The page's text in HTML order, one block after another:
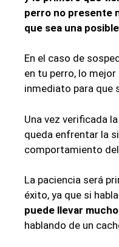
perro no presente
que sea una
En el caso de
en tu perro, lo
inmediato para que
Una vez verificada
queda enfrentar la
comportamiento
La paciencia será
éxito, ya que si
puede llevar
hablando de un